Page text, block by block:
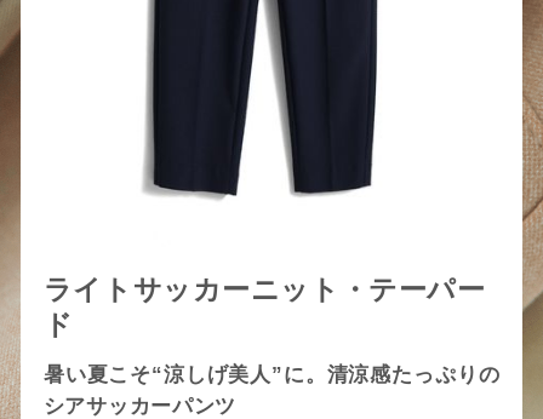
ライトサッカーニット・テーパー
ド
暑い夏こそ“涼しげ美人”に。清涼感たっぷりの
シアサッカーパンツ